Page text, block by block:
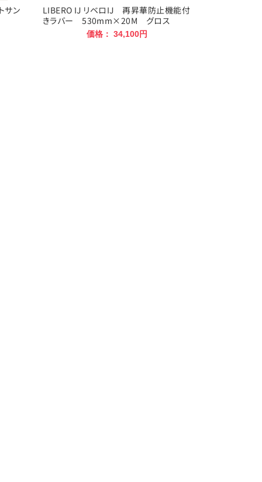
サン
LIBERO IJ リベロIJ 再昇華防止機能付
きラバー 530mm×20M グロス
価格： 34,100円